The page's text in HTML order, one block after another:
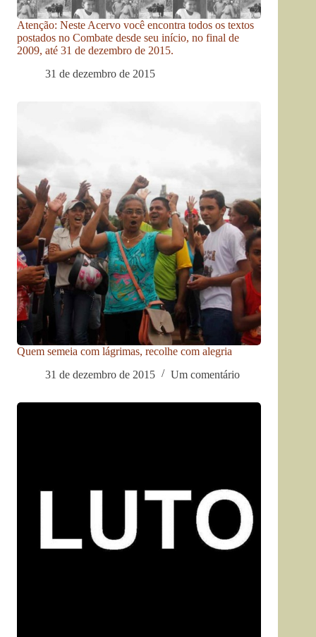
Atenção: Neste Acervo você encontra todos os textos
postados no Combate desde seu início, no final de
2009, até 31 de dezembro de 2015.
31 de dezembro de 2015
Quem semeia com lágrimas, recolhe com alegria
31 de dezembro de 2015
Um comentário